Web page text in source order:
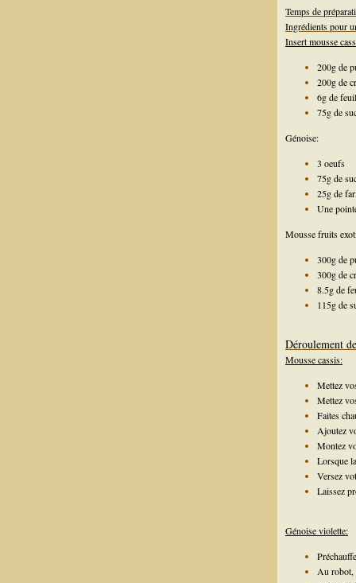
Temps de
Ingrédients pour
Insert mousse
200g de
200g de
6g de
75g de
Génoise:
3 oeufs
75g de
25g de
Une
Mousse fruits
300g de
300g de
8.5g de
115g de
Déroulement
Mousse cassis:
Mettez
Mettez
Faites
Ajoutez
Montez
Lorsque
Versez
Laissez
Génoise violette:
Au robot,